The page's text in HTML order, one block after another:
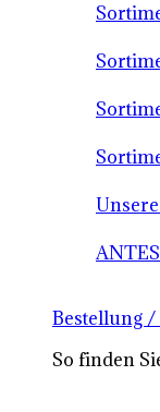
Bestellung
So finden